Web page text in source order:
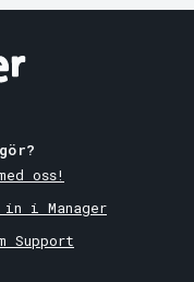
oss!
in i Manager
Support